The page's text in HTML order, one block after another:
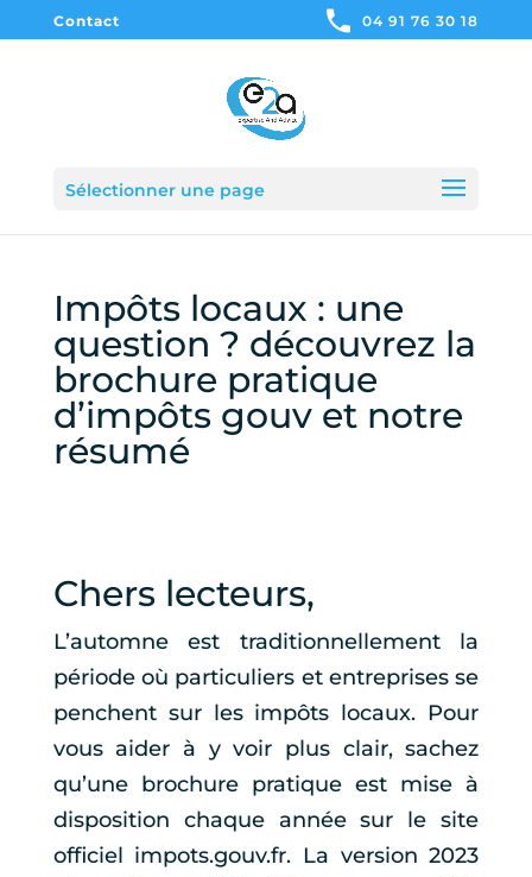
Contact 04 91 76 30 18
Sélectionner une page
Impôts locaux : une
question ? découvrez la
brochure pratique
d’impôts gouv et notre
résumé
Chers lecteurs,
L’automne est traditionnellement la
période où particuliers et entreprises se
penchent sur les impôts locaux. Pour
vous aider à y voir plus clair, sachez
qu’une brochure pratique est mise à
disposition chaque année sur le site
officiel impots.gouv.fr. La version 2023